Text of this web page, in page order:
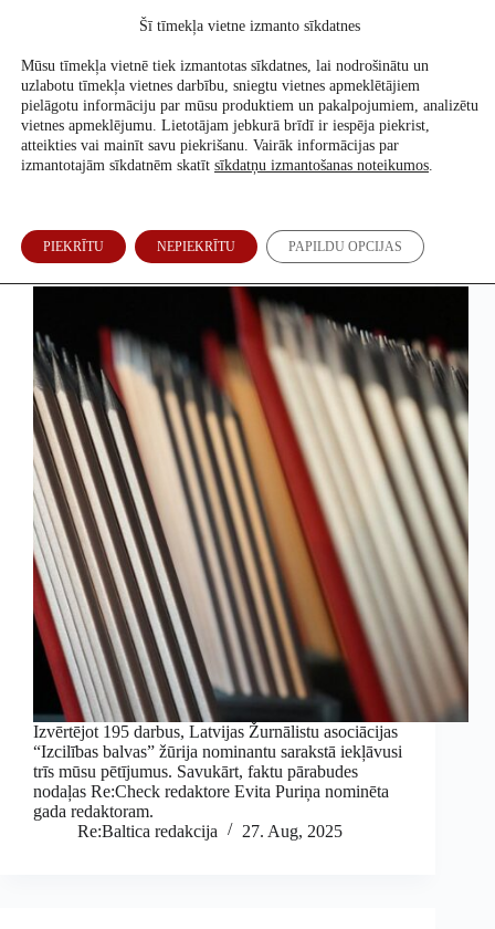
Atbalsti mūs
2025. g. 27. augusts
Re:Baltica četras nominācijas “Izcilības balvas
2025” finālā
Izvērtējot 195 darbus, Latvijas Žurnālistu asociācijas
“Izcilības balvas” žūrija nominantu sarakstā iekļāvusi
trīs mūsu pētījumus. Savukārt, faktu pārabudes
nodaļas Re:Check redaktore Evita Puriņa nominēta
gada redaktoram.
Re:Baltica redakcija
27. Aug, 2025
Šī tīmekļa vietne izmanto sīkdatnes
Mūsu tīmekļa vietnē tiek izmantotas sīkdatnes, lai nodrošinātu un
uzlabotu tīmekļa vietnes darbību, sniegtu vietnes apmeklētājiem
pielāgotu informāciju par mūsu produktiem un pakalpojumiem, analizētu
vietnes apmeklējumu. Lietotājam jebkurā brīdī ir iespēja piekrist,
atteikties vai mainīt savu piekrišanu. Vairāk informācijas par
izmantotajām sīkdatnēm skatīt sīkdatņu izmantošanas noteikumos.
PIEKRĪTU NEPIEKRĪTU PAPILDU OPCIJAS